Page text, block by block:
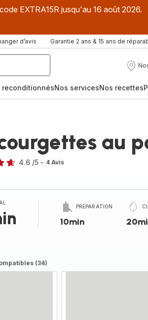
EXTRA15R jusqu'au 16 août 2026.
d’avis Garantie 2 ans & 15 ans de
Nos
reconditionnésNos servicesNos recettes
au
4.6 /5 - 4 Avis
PRÉPARATION
10min
(34)